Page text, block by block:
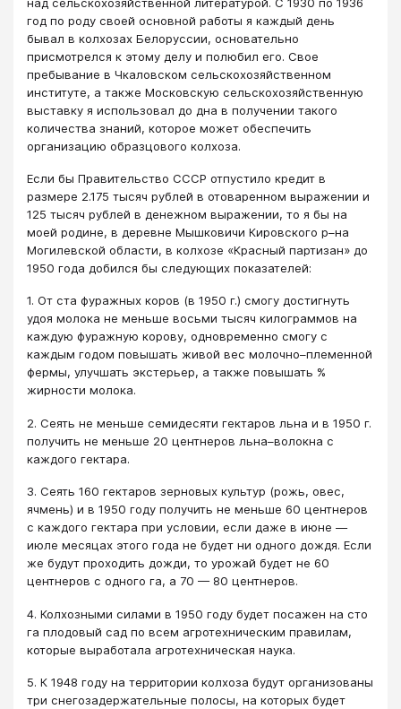
год по роду своей основной работы я каждый день
бывал в колхозах Белоруссии, основательно
присмотрелся к этому делу и полюбил его. Свое
пребывание в Чкаловском сельскохозяйственном
институте, а также Московскую сельскохозяйственную
выставку я использовал до дна в получении такого
количества знаний, которое может обеспечить
организацию образцового колхоза.
Если бы Правительство СССР отпустило кредит в
размере 2.175 тысяч рублей в отоваренном выражении и
125 тысяч рублей в денежном выражении, то я бы на
моей родине, в деревне Мышковичи Кировского р–на
Могилевской области, в колхозе «Красный партизан» до
1950 года добился бы следующих показателей:
1. От ста фуражных коров (в 1950 г.) смогу достигнуть
удоя молока не меньше восьми тысяч килограммов на
каждую фуражную корову, одновременно смогу с
каждым годом повышать живой вес молочно–племенной
фермы, улучшать экстерьер, а также повышать %
жирности молока.
2. Сеять не меньше семидесяти гектаров льна и в 1950 г.
получить не меньше 20 центнеров льна–волокна с
каждого гектара.
3. Сеять 160 гектаров зерновых культур (рожь, овес,
ячмень) и в 1950 году получить не меньше 60 центнеров
с каждого гектара при условии, если даже в июне —
июле месяцах этого года не будет ни одного дождя. Если
же будут проходить дожди, то урожай будет не 60
центнеров с одного га, а 70 — 80 центнеров.
4. Колхозными силами в 1950 году будет посажен на сто
га плодовый сад по всем агротехническим правилам,
которые выработала агротехническая наука.
5. К 1948 году на территории колхоза будут организованы
три снегозадержательные полосы, на которых будет